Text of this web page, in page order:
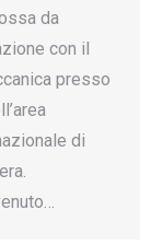
da
con il
presso
di